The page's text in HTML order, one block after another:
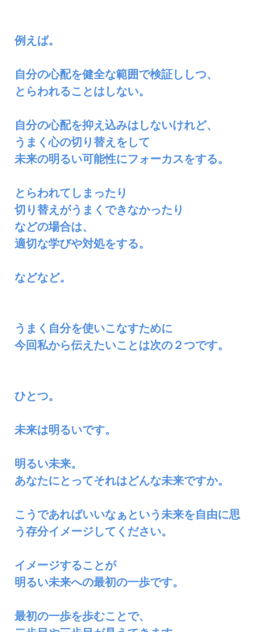
例えば。
自分の心配を健全な範囲で検証ししつ、
とらわれることはしない。
自分の心配を抑え込みはしないけれど、
うまく心の切り替えをして
未来の明るい可能性にフォーカスをする。
とらわれてしまったり
切り替えがうまくできなかったり
などの場合は、
適切な学びや対処をする。
などなど。
うまく自分を使いこなすために
今回私から伝えたいことは次の２つです。
ひとつ。
未来は明るいです。
明るい未来。
あなたにとってそれはどんな未来ですか。
こうであればいいなぁという未来を自由に思
う存分イメージしてください。
イメージすることが
明るい未来への最初の一歩です。
最初の一歩を歩むことで、